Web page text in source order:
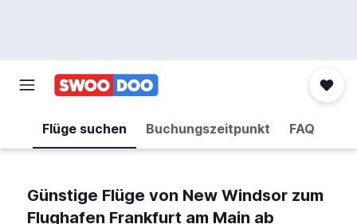
Flüge suchen Buchungszeitpunkt FAQ
Günstige Flüge von New Windsor zum
Flughafen Frankfurt am Main ab